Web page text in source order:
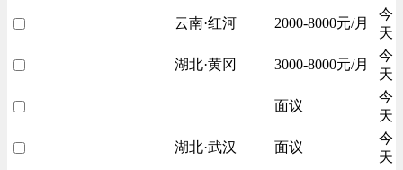
云南·红河 2000-8000元/月
今
天
湖北·黄冈 3000-8000元/月
今
天
面议
今
天
湖北·武汉 面议
今
天